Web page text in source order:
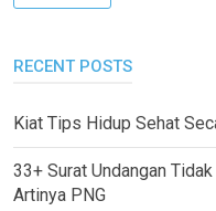
RECENT POSTS
Kiat Tips Hidup Sehat
33+ Surat Undangan
Artinya PNG